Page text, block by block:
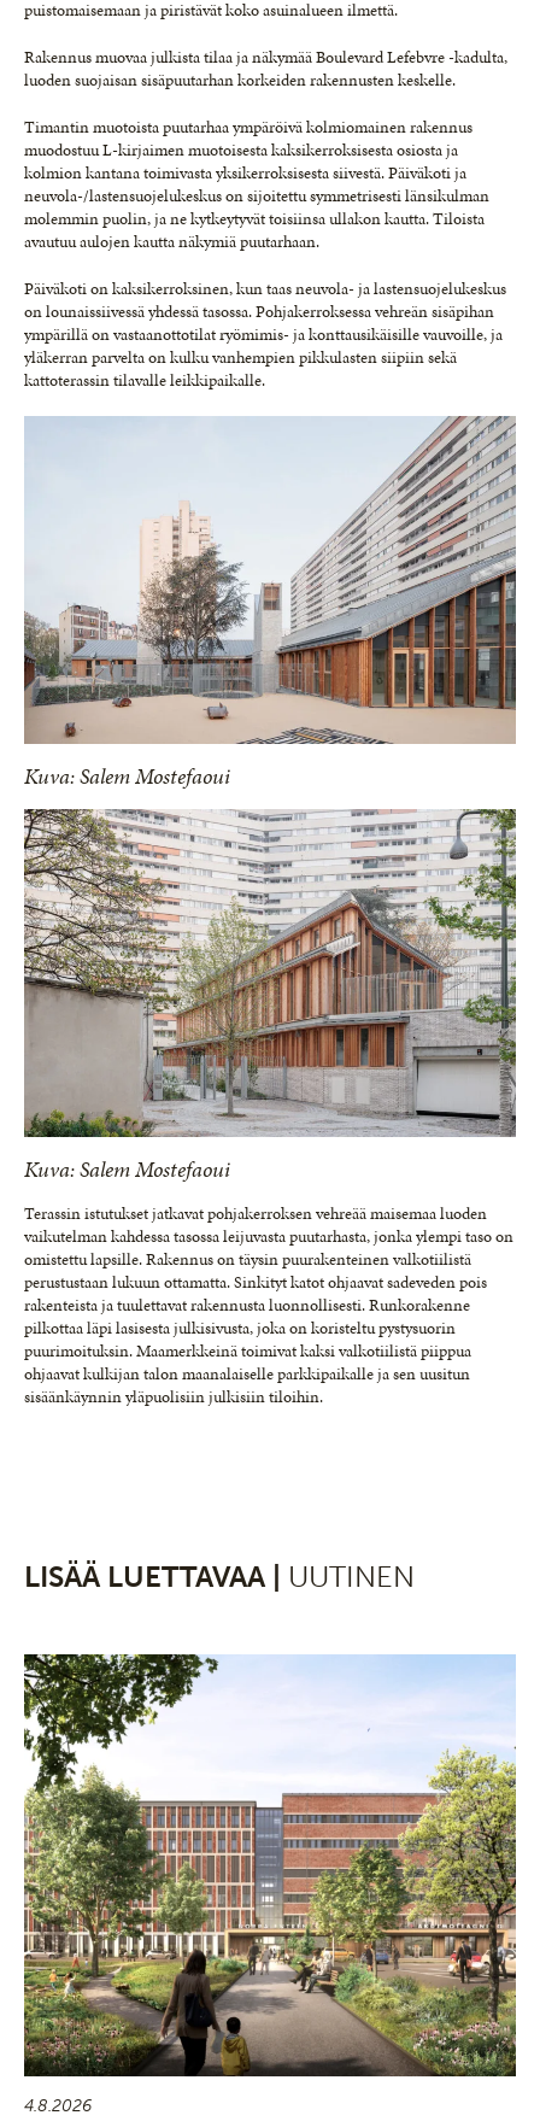
puistomaisemaan ja piristävät koko asuinalueen ilmettä.
Rakennus muovaa julkista tilaa ja näkymää Boulevard Lefebvre -kadulta,
luoden suojaisan sisäpuutarhan korkeiden rakennusten keskelle.
Timantin muotoista puutarhaa ympäröivä kolmiomainen rakennus
muodostuu L-kirjaimen muotoisesta kaksikerroksisesta osiosta ja
kolmion kantana toimivasta yksikerroksisesta siivestä. Päiväkoti ja
neuvola-/lastensuojelukeskus on sijoitettu symmetrisesti länsikulman
molemmin puolin, ja ne kytkeytyvät toisiinsa ullakon kautta. Tiloista
avautuu aulojen kautta näkymiä puutarhaan.
Päiväkoti on kaksikerroksinen, kun taas neuvola- ja lastensuojelukeskus
on lounaissiivessä yhdessä tasossa. Pohjakerroksessa vehreän sisäpihan
ympärillä on vastaanottotilat ryömimis- ja konttausikäisille vauvoille, ja
yläkerran parvelta on kulku vanhempien pikkulasten siipiin sekä
kattoterassin tilavalle leikkipaikalle.
Kuva: Salem Mostefaoui
Kuva: Salem Mostefaoui
Terassin istutukset jatkavat pohjakerroksen vehreää maisemaa luoden
vaikutelman kahdessa tasossa leijuvasta puutarhasta, jonka ylempi taso on
omistettu lapsille. Rakennus on täysin puurakenteinen valkotiilistä
perustustaan lukuun ottamatta. Sinkityt katot ohjaavat sadeveden pois
rakenteista ja tuulettavat rakennusta luonnollisesti. Runkorakenne
pilkottaa läpi lasisesta julkisivusta, joka on koristeltu pystysuorin
puurimoituksin. Maamerkkeinä toimivat kaksi valkotiilistä piippua
ohjaavat kulkijan talon maanalaiselle parkkipaikalle ja sen uusitun
sisäänkäynnin yläpuolisiin julkisiin tiloihin.
LISÄÄ LUETTAVAA | UUTINEN
4.8.2026